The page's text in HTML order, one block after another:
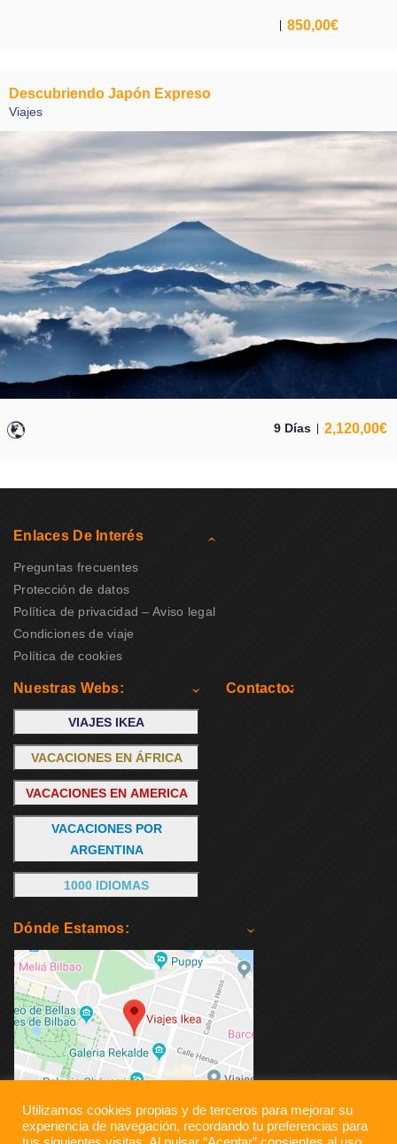
850,00€
Descubriendo Japón Expreso
Viajes
9 Días 2,120,00€
Enlaces De Interés
Preguntas frecuentes
Protección de datos
Política de privacidad – Aviso legal
Condiciones de viaje
Política de cookies
Nuestras Webs:
VIAJES IKEA
VACACIONES EN ÁFRICA
VACACIONES EN AMERICA
VACACIONES POR
ARGENTINA
1000 IDIOMAS
Contacto:
Dónde Estamos:
Utilizamos cookies propias y de terceros para mejorar su
experiencia de navegación, recordando tu preferencias para